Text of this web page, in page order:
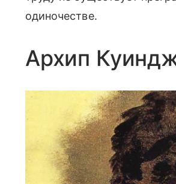
одиночестве.
Архип